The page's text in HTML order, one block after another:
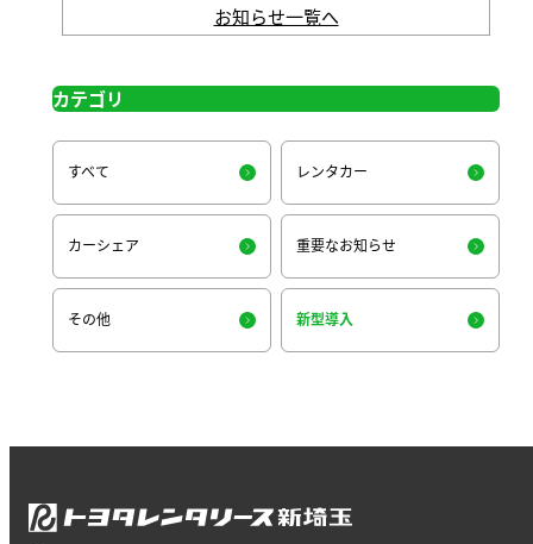
お知らせ一覧へ
カテゴリ
すべて レンタカー
カーシェア 重要なお知らせ
その他 新型導入